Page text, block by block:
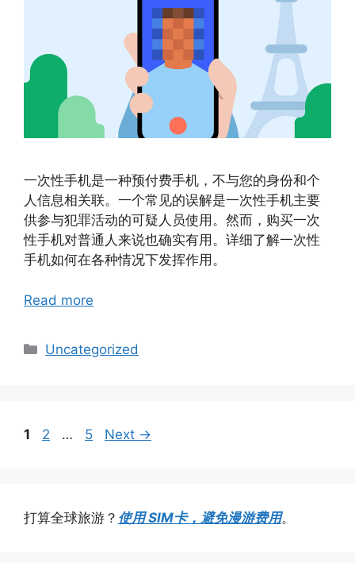
一次性手机是一种预付费手机，不与您的身份和个
人信息相关联。一个常见的误解是一次性手机主要
供参与犯罪活动的可疑人员使用。然而，购买一次
性手机对普通人来说也确实有用。详细了解一次性
手机如何在各种情况下发挥作用。
Read more
Categories
Uncategorized
Page
1 Page
2 … Page
5 Next →
打算全球旅游？ 使用 SIM卡，避免漫游费用。